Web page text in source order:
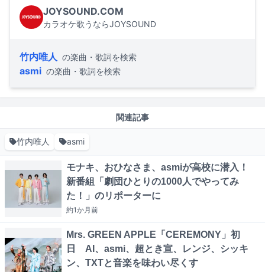
JOYSOUND.COM
カラオケ歌うならJOYSOUND
竹内唯人 の楽曲・歌詞を検索
asmi の楽曲・歌詞を検索
関連記事
竹内唯人 asmi
モナキ、おひなさま、asmiが高校に潜入！
新番組「劇団ひとりの1000人でやってみ
た！」のリポーターに
約1か月前
Mrs. GREEN APPLE「CEREMONY」初
日 AI、asmi、超とき宣、レンジ、シッキ
ン、TXTと音楽を味わい尽くす